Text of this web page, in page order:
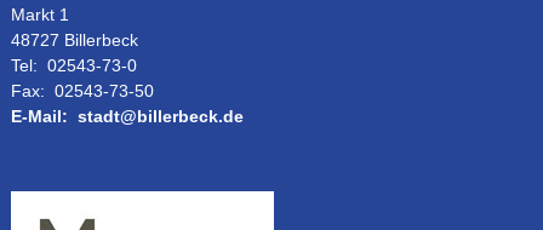
Markt 1
48727 Billerbeck
Tel: 02543-73-0
Fax: 02543-73-50
E-Mail: stadt@billerbeck.de